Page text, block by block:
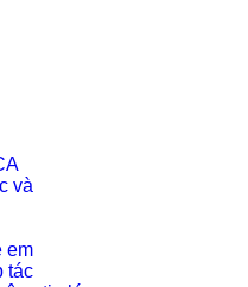
và
em
tác